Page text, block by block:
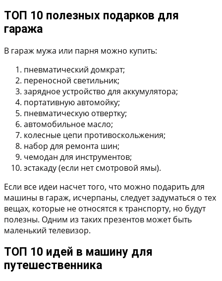
ТОП 10 полезных подарков для
гаража
В гараж мужа или парня можно купить:
пневматический домкрат;
переносной светильник;
зарядное устройство для аккумулятора;
портативную автомойку;
пневматическую отвертку;
автомобильное масло;
колесные цепи противоскольжения;
набор для ремонта шин;
чемодан для инструментов;
эстакаду (если нет смотровой ямы).
Если все идеи насчет того, что можно подарить для
машины в гараж, исчерпаны, следует задуматься о тех
вещах, которые не относятся к транспорту, но будут
полезны. Одним из таких презентов может быть
маленький телевизор.
ТОП 10 идей в машину для
путешественника